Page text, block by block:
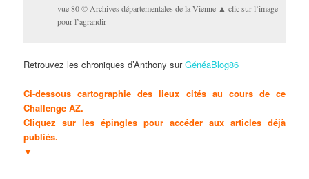
vue 80 © Archives départementales de la Vienne ▲ clic sur l’image
pour l’agrandir
Retrouvez les chroniques d’Anthony surGénéaBlog86
Ci-dessous cartographie des lieux cités au cours de ce
Challenge AZ.
Cliquez sur les épingles pour accéder aux articles déjà
publiés.
▼